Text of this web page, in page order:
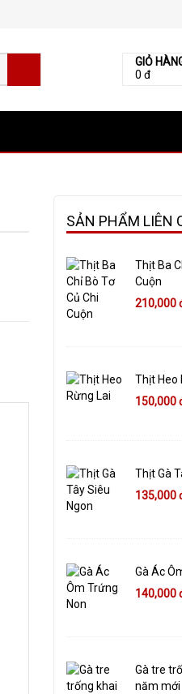
GIỎ
0 đ
SẢN PHẨM LIÊN
Thịt Ba
Cuộn
210,000
Thịt Heo
150,000
Thịt Gà
135,000
Gà Ác
140,000
Gà tre
năm mới